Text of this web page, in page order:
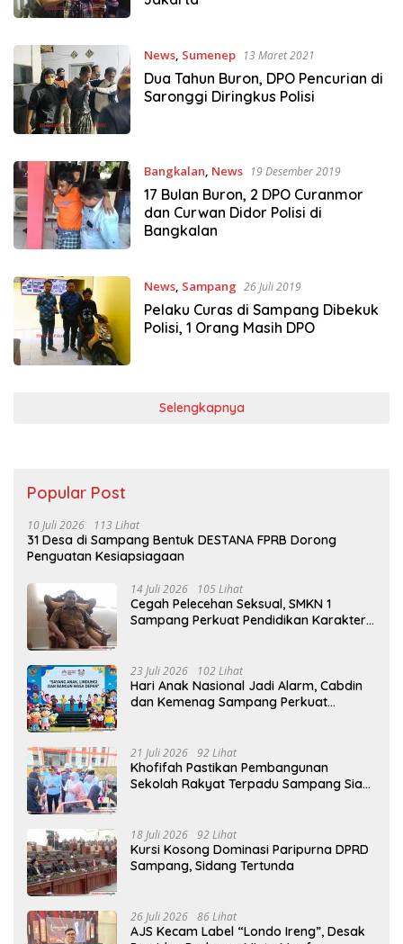
News, Sumenep 13 Maret 2021
Dua Tahun Buron, DPO Pencurian di
Saronggi Diringkus Polisi
Bangkalan, News 19 Desember 2019
17 Bulan Buron, 2 DPO Curanmor
dan Curwan Didor Polisi di
Bangkalan
News, Sampang 26 Juli 2019
Pelaku Curas di Sampang Dibekuk
Polisi, 1 Orang Masih DPO
Selengkapnya
Popular Post
10 Juli 2026 113 Lihat
31 Desa di Sampang Bentuk DESTANA FPRB Dorong
Penguatan Kesiapsiagaan
14 Juli 2026 105 Lihat
Cegah Pelecehan Seksual, SMKN 1
Sampang Perkuat Pendidikan Karakter
23 Juli 2026 102 Lihat
Hari Anak Nasional Jadi Alarm, Cabdin
dan Kemenag Sampang Perkuat
21 Juli 2026 92 Lihat
Khofifah Pastikan Pembangunan
Sekolah Rakyat Terpadu Sampang Siap
18 Juli 2026 92 Lihat
Kursi Kosong Dominasi Paripurna DPRD
Sampang, Sidang Tertunda
26 Juli 2026 86 Lihat
AJS Kecam Label “Londo Ireng”, Desak